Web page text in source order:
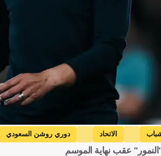
الاتحاد دوري روشن السعودي
عقب نهاية الموسم